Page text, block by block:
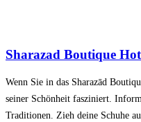
Sharazad Boutique
Wenn Sie in das Sharazād
seiner Schönheit fasziniert.
Traditionen. Zieh deine Schuhe